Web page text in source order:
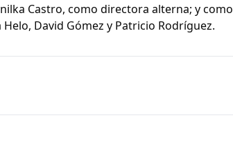
Castro, como directora alterna; y como
David Gómez y Patricio Rodríguez.